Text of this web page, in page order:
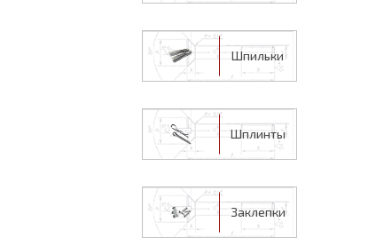
Шпильки
Шплинты
Заклепки